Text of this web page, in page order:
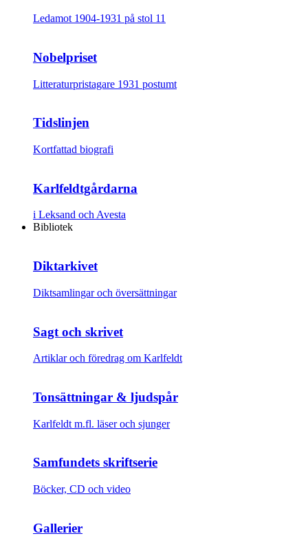
Ledamot 1904-1931 på stol 11
Nobelpriset
Litteraturpristagare 1931 postumt
Tidslinjen
Kortfattad biografi
Karlfeldtgårdarna
i Leksand och Avesta
Bibliotek
Diktarkivet
Diktsamlingar och översättningar
Sagt och skrivet
Artiklar och föredrag om Karlfeldt
Tonsättningar & ljudspår
Karlfeldt m.fl. läser och sjunger
Samfundets skriftserie
Böcker, CD och video
Gallerier